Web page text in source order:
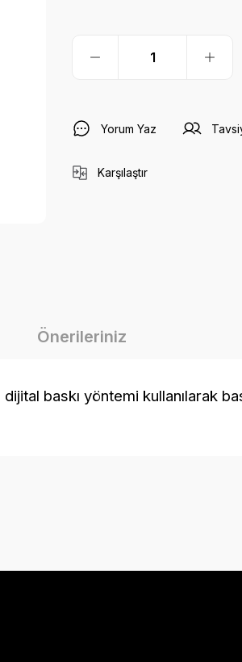
Yorum Yaz
Karşılaştır
Önerileriniz
baskı yöntemi kullanılarak